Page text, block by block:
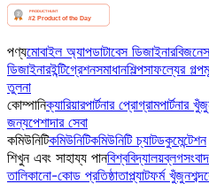
পণ্যমোবাইল অ্যাপডাটাবেস ডিজাইনার
ডিজাইনারইন্টিগ্রেশনসমাধানশিল্পসাফল্যের গল্প
তুলনা
কোম্পানিক্যারিয়ারপার্টনার প্রোগ্রামপার্টনার
জন্যপেশাদার সেবা
কমিউনিটিকমিউনিটিকমিউনিটি চ্যাটডকুমেন্টেশন
শিখুন এবং সাহায্য পানবিশ্ববিদ্যালয়ব্লগসংবাদ
তালিকানো-কোড প্রতিষ্ঠাতাপ্ল্যাটফর্ম খুঁজুন